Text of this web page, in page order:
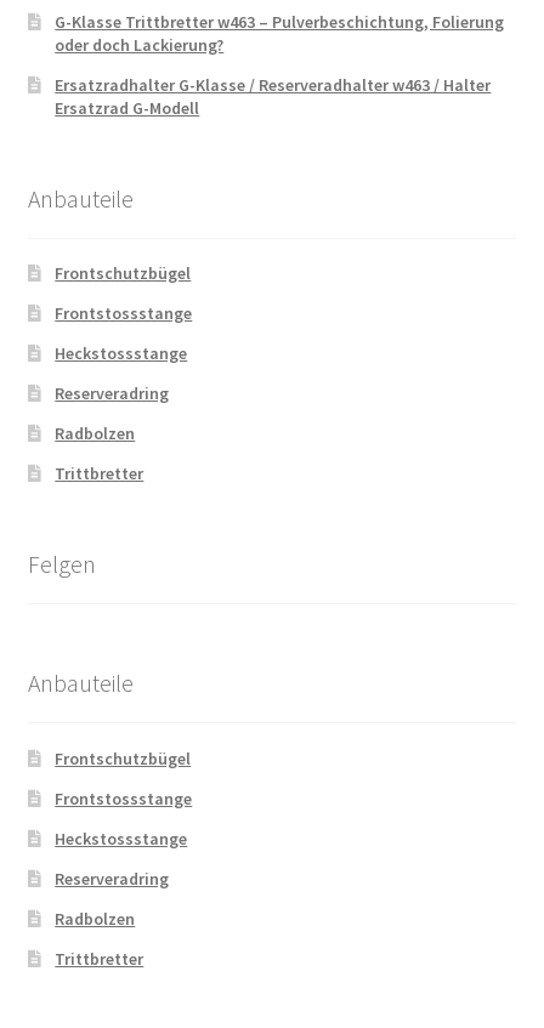
G-Klasse Trittbretter w463 – Pulverbeschichtung, Folierung
oder doch Lackierung?
Ersatzradhalter G-Klasse / Reserveradhalter w463 / Halter
Ersatzrad G-Modell
Anbauteile
Frontschutzbügel
Frontstossstange
Heckstossstange
Reserveradring
Radbolzen
Trittbretter
Felgen
Anbauteile
Frontschutzbügel
Frontstossstange
Heckstossstange
Reserveradring
Radbolzen
Trittbretter